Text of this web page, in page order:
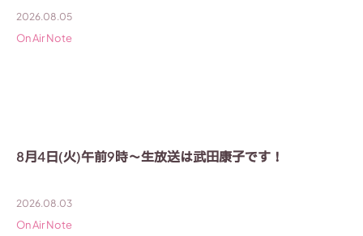
2026.08.05
On Air Note
8月4日(火)午前9時〜生放送は武田康子です！
2026.08.03
On Air Note